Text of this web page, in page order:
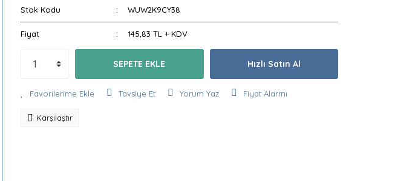
Stok Kodu WUW2K9CY38
Fiyat 145,83 TL + KDV
SEPETE EKLE Hızlı Satın Al
Tavsiye Et Yorum Yaz Fiyat Alarmı
Karşılaştır